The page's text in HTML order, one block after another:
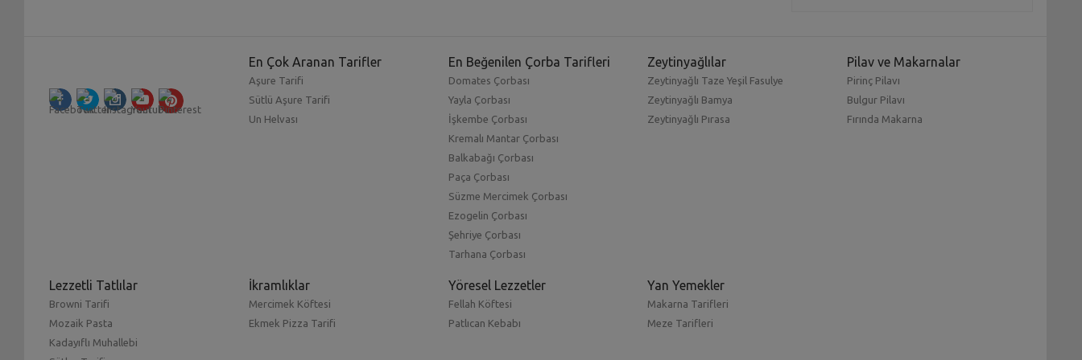
En Çok Aranan Tarifler
Aşure Tarifi
Sütlü Aşure Tarifi
Un Helvası
En Beğenilen Çorba Tarifleri
Domates Çorbası
Yayla Çorbası
İşkembe Çorbası
Kremalı Mantar Çorbası
Balkabağı Çorbası
Paça Çorbası
Süzme Mercimek Çorbası
Ezogelin Çorbası
Şehriye Çorbası
Tarhana Çorbası
Zeytinyağlılar
Zeytinyağlı Taze Yeşil Fasulye
Zeytinyağlı Bamya
Zeytinyağlı Pırasa
Pilav ve Makarnalar
Pirinç Pilavı
Bulgur Pilavı
Fırında Makarna
Lezzetli Tatlılar
Browni Tarifi
Mozaik Pasta
Kadayıflı Muhallebi
İkramlıklar
Mercimek Köftesi
Ekmek Pizza Tarifi
Yöresel Lezzetler
Fellah Köftesi
Patlıcan Kebabı
Yan Yemekler
Makarna Tarifleri
Meze Tarifleri